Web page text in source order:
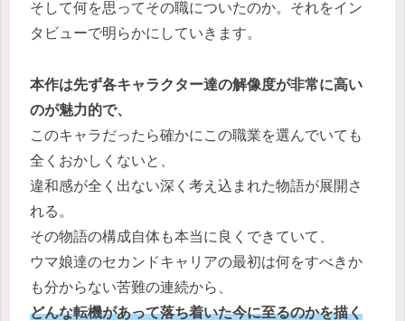
そして何を思ってその職についたのか。それをイン
タビューで明らかにしていきます。
本作は先ず各キャラクター達の解像度が非常に高い
のが魅力的で、
このキャラだったら確かにこの職業を選んでいても
全くおかしくないと、
違和感が全く出ない深く考え込まれた物語が展開さ
れる。
その物語の構成自体も本当に良くできていて、
ウマ娘達のセカンドキャリアの最初は何をすべきか
も分からない苦難の連続から、
どんな転機があって落ち着いた今に至るのかを描く